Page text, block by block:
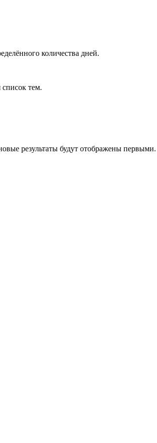
количества дней.
список тем.
результаты будут отображены первыми.